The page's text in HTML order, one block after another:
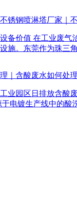
锈钢喷淋塔厂家｜
备价值 在工业废气
施。东莞作为珠三
｜含酸废水如何处理
业园区日排放含酸
于电镀生产线中的